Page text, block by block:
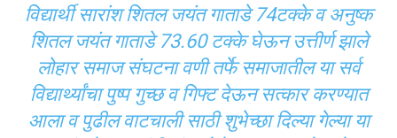
विद्यार्थी सारांश शितल जयंत गाताडे 74टक्के व अनुष्क
शितल जयंत गाताडे 73.60 टक्के घेऊन उत्तीर्ण झाले
लोहार समाज संघटना वणी तर्फे समाजातील या सर्व
विद्यार्थ्यांचा पुष्प गुच्छ व गिफ्ट देऊन सत्कार करण्यात
आला व पुढील वाटचाली साठी शुभेच्छा दिल्या गेल्या या